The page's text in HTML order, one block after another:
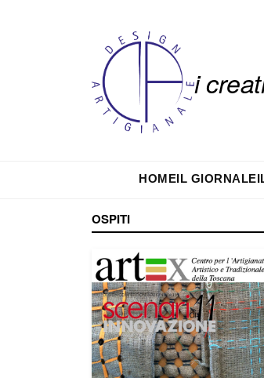
i
HOMEIL GIORNALE
OSPITI